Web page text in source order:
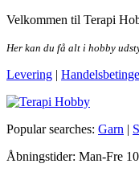
Skip
the
Velkommen til Terapi
Her kan du få alt i hobby
Levering |
Terapi Hobby
Popular searches: Garn |
Åbningstider: Man-Fre